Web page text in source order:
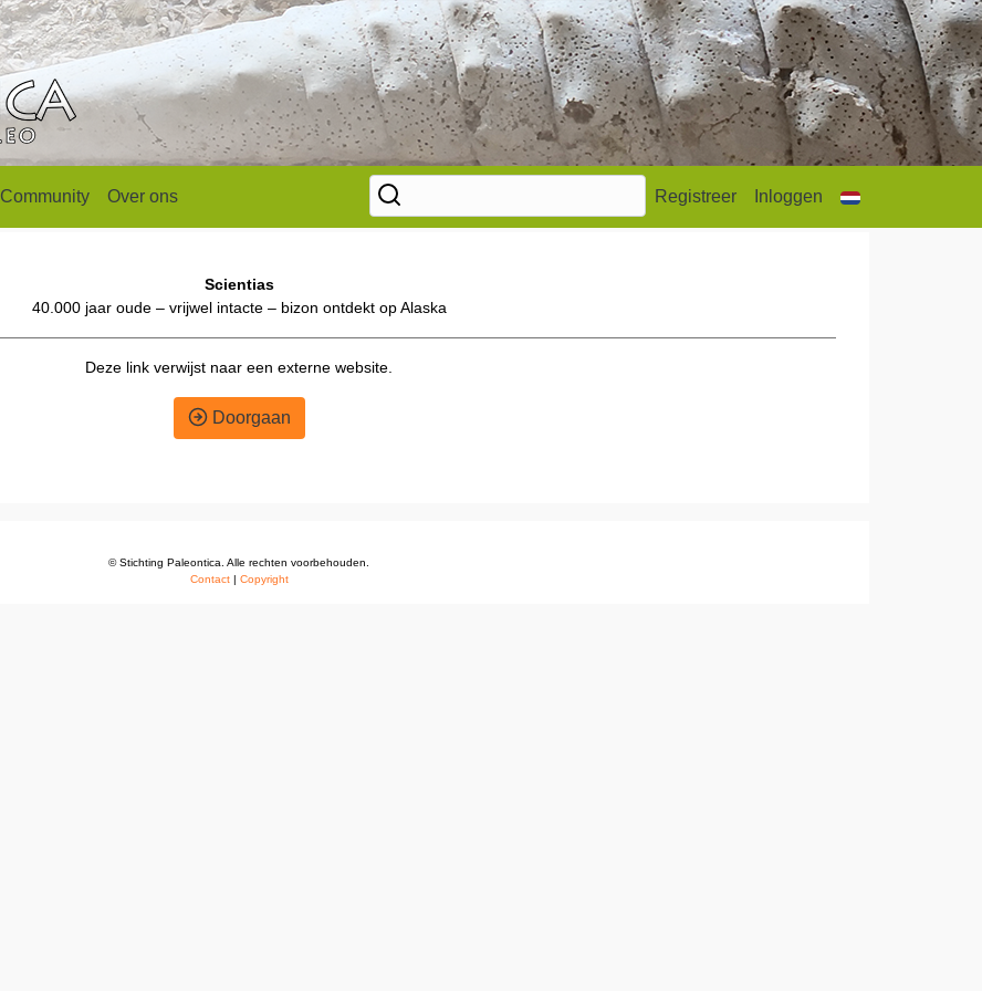
Community Over ons Registreer Inloggen
Scientias
40.000 jaar oude – vrijwel intacte – bizon ontdekt op Alaska
Deze link verwijst naar een externe website.
Doorgaan
© Stichting Paleontica. Alle rechten voorbehouden.
Contact| Copyright